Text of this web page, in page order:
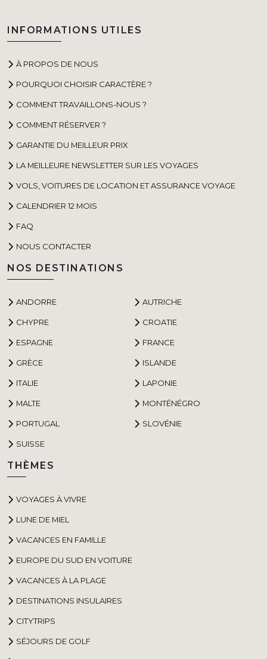
INFORMATIONS UTILES
À PROPOS DE NOUS
POURQUOI CHOISIR CARACTÈRE ?
COMMENT TRAVAILLONS-NOUS ?
COMMENT RÉSERVER ?
GARANTIE DU MEILLEUR PRIX
LA MEILLEURE NEWSLETTER SUR LES VOYAGES
VOLS, VOITURES DE LOCATION ET ASSURANCE VOYAGE
CALENDRIER 12 MOIS
FAQ
NOUS CONTACTER
NOS DESTINATIONS
ANDORRE AUTRICHE
CHYPRE CROATIE
ESPAGNE FRANCE
GRÈCE ISLANDE
ITALIE LAPONIE
MALTE MONTÉNÉGRO
PORTUGAL SLOVÉNIE
SUISSE
THÈMES
VOYAGES À VIVRE
LUNE DE MIEL
VACANCES EN FAMILLE
EUROPE DU SUD EN VOITURE
VACANCES À LA PLAGE
DESTINATIONS INSULAIRES
CITYTRIPS
SÉJOURS DE GOLF